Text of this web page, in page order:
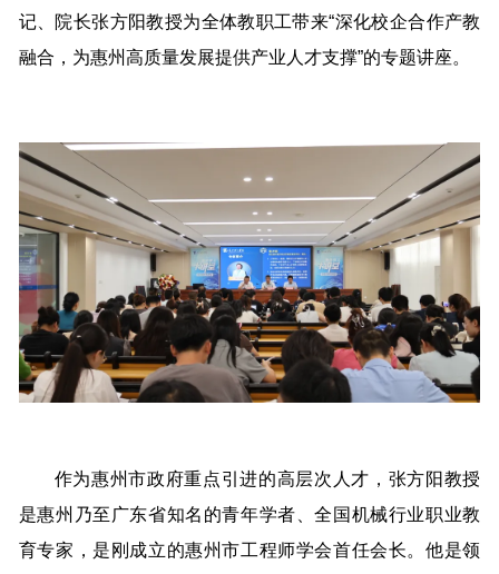
记、院长张方阳教授为全体教职工带来“深化校企合作产教
融合，为惠州高质量发展提供产业人才支撑”的专题讲座。
作为惠州市政府重点引进的高层次人才，张方阳教授
是惠州乃至广东省知名的青年学者、全国机械行业职业教
育专家，是刚成立的惠州市工程师学会首任会长。他是领